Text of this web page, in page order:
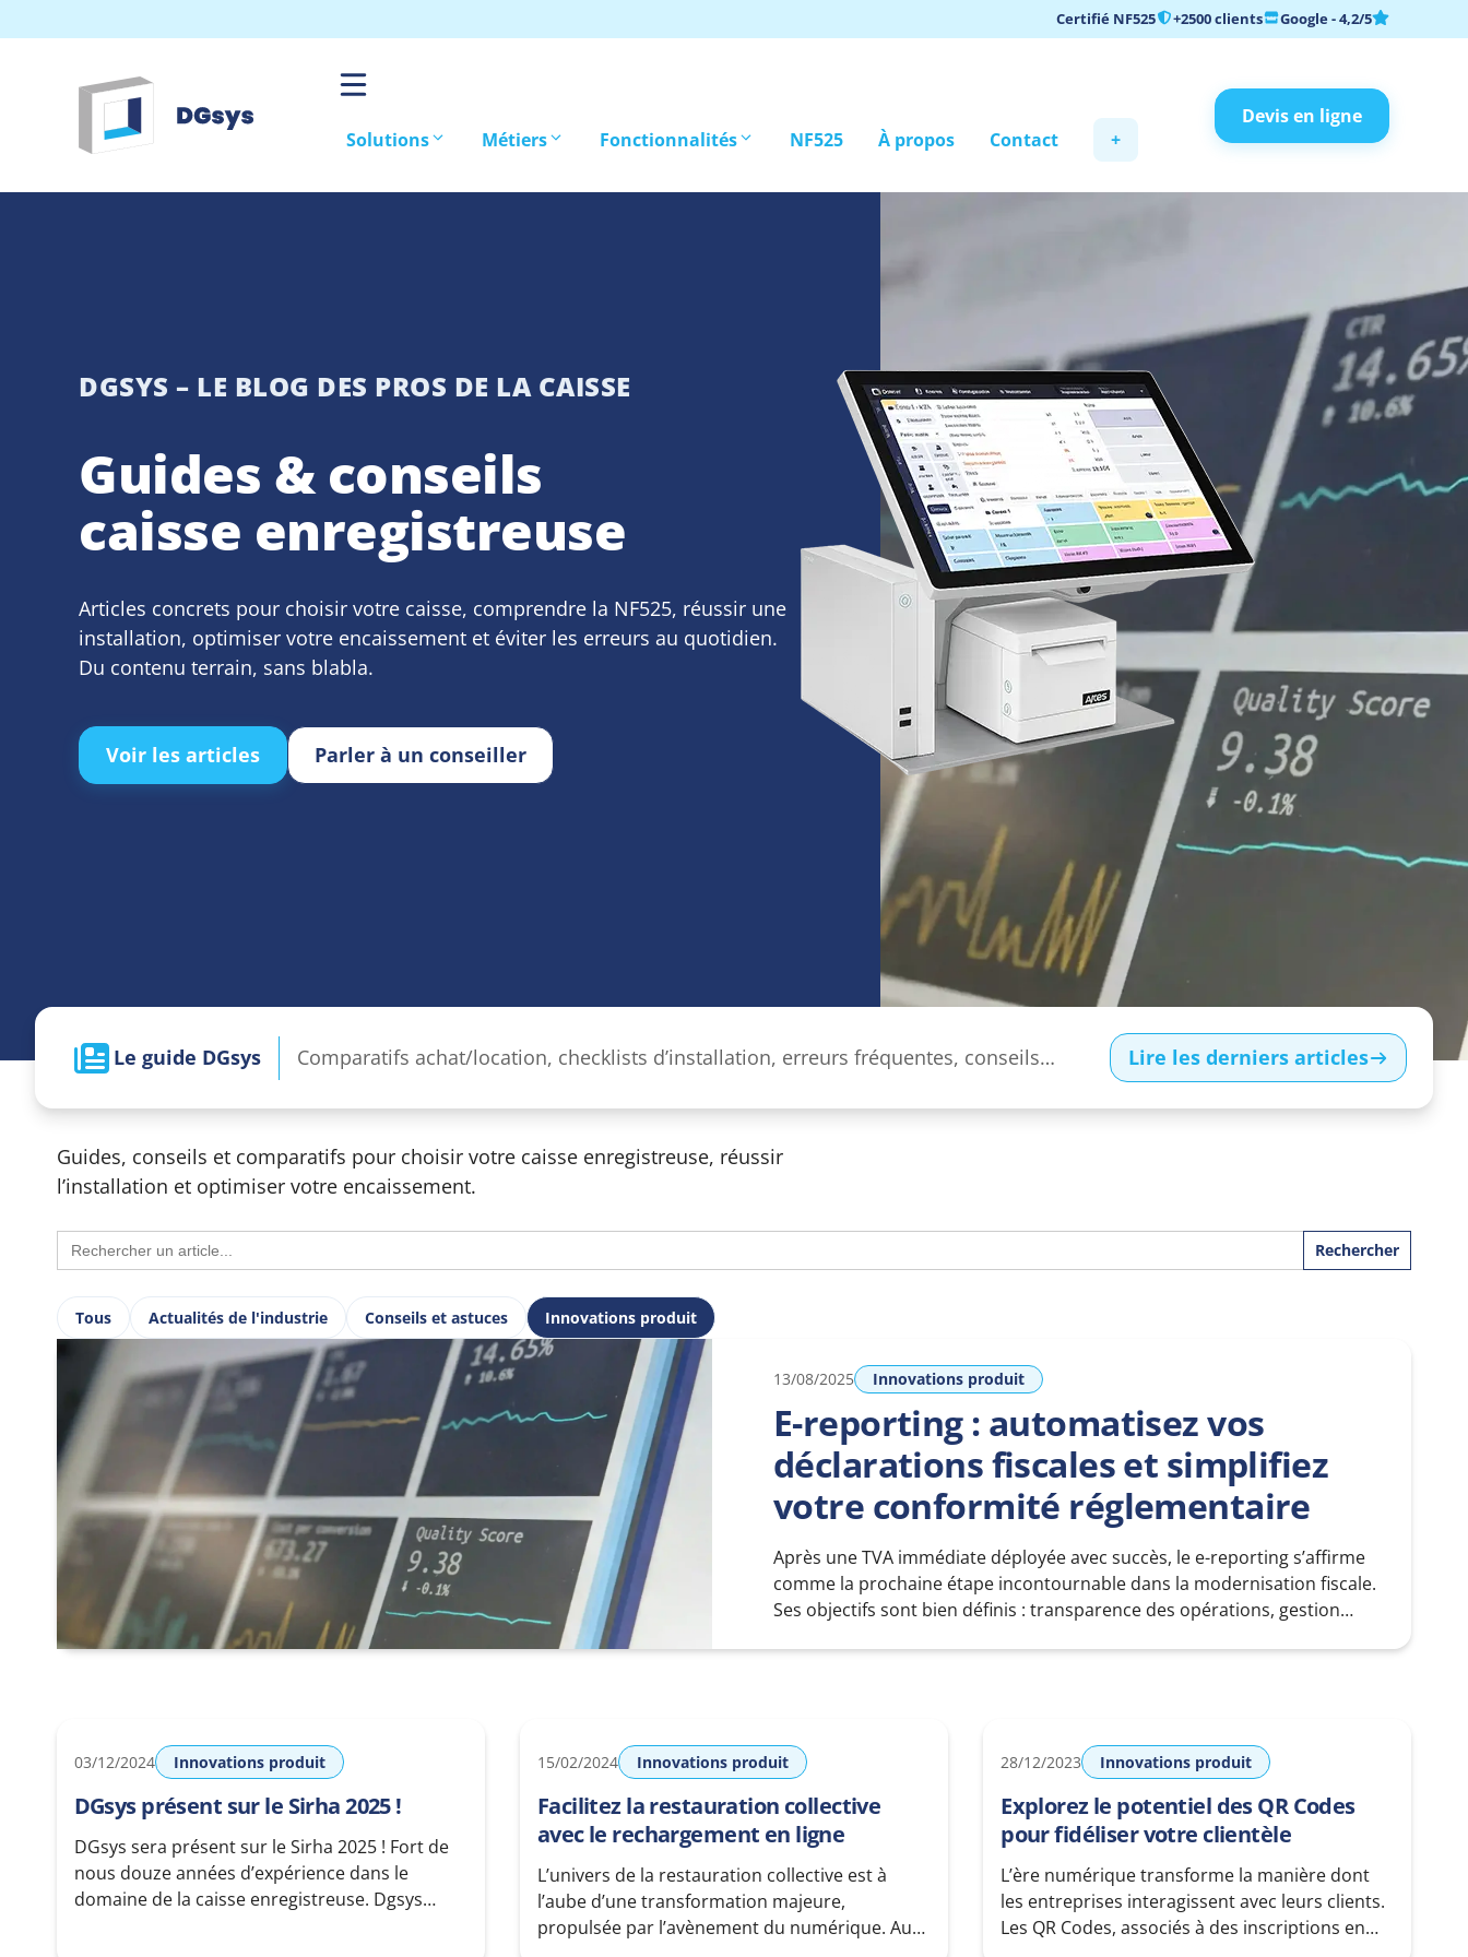
au
Certifié NF525 +2500 clients Google - 4,2/5
Solutions Métiers Fonctionnalités NF525 À propos Contact +
Devis en ligne
DGSYS – LE BLOG DES PROS DE LA CAISSE
Guides & conseils
caisse enregistreuse
Articles concrets pour choisir votre caisse, comprendre la NF525, réussir une
installation, optimiser votre encaissement et éviter les erreurs au quotidien.
Du contenu terrain, sans blabla.
Voir les articles Parler à un conseiller
Le guide DGsys
Comparatifs achat/location, checklists d’installation, erreurs fréquentes, conseils
pensées pour les commerces
Lire les derniers articles
Guides, conseils et comparatifs pour choisir votre caisse enregistreuse, réussir
l’installation et optimiser votre encaissement.
Search
for:
Tous Actualités de l'industrie Conseils et astuces Innovations produit
13/08/2025 Innovations produit
E-reporting : automatisez vos
déclarations fiscales et simplifiez
votre conformité réglementaire
Après une TVA immédiate déployée avec succès, le e-reporting s’affirme
comme la prochaine étape incontournable dans la modernisation fiscale.
Ses objectifs sont bien définis : transparence des opérations, gestion
03/12/2024 Innovations produit
DGsys présent sur le Sirha 2025 !
DGsys sera présent sur le Sirha 2025 ! Fort de
nous douze années d’expérience dans le
domaine de la caisse enregistreuse. Dgsys
15/02/2024 Innovations produit
Facilitez la restauration collective
avec le rechargement en ligne
L’univers de la restauration collective est à
l’aube d’une transformation majeure,
propulsée par l’avènement du numérique. Au
28/12/2023 Innovations produit
Explorez le potentiel des QR Codes
pour fidéliser votre clientèle
L’ère numérique transforme la manière dont
les entreprises interagissent avec leurs clients.
Les QR Codes, associés à des inscriptions en